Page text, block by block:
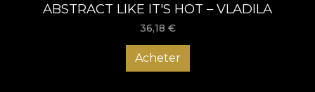
ABSTRACT LIKE IT'S HOT – VLADILA
36,18 €
Acheter